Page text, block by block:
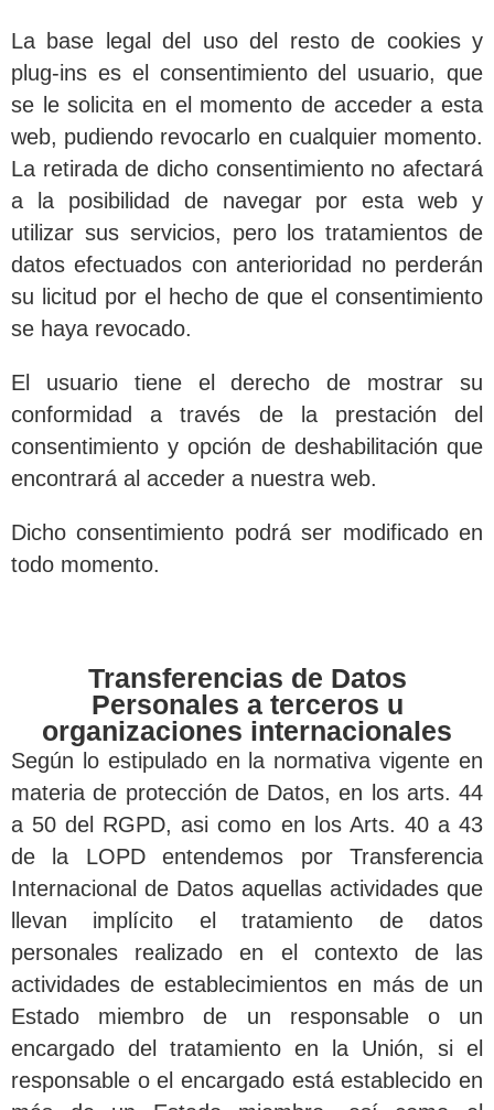
La base legal del uso del resto de cookies y
plug-ins es el consentimiento del usuario, que
se le solicita en el momento de acceder a esta
web, pudiendo revocarlo en cualquier momento.
La retirada de dicho consentimiento no afectará
a la posibilidad de navegar por esta web y
utilizar sus servicios, pero los tratamientos de
datos efectuados con anterioridad no perderán
su licitud por el hecho de que el consentimiento
se haya revocado.
El usuario tiene el derecho de mostrar su
conformidad a través de la prestación del
consentimiento y opción de deshabilitación que
encontrará al acceder a nuestra web.
Dicho consentimiento podrá ser modificado en
todo momento.
Transferencias de Datos
Personales a terceros u
organizaciones internacionales
Según lo estipulado en la normativa vigente en
materia de protección de Datos, en los arts. 44
a 50 del RGPD, asi como en los Arts. 40 a 43
de la LOPD entendemos por Transferencia
Internacional de Datos aquellas actividades que
llevan implícito el tratamiento de datos
personales realizado en el contexto de las
actividades de establecimientos en más de un
Estado miembro de un responsable o un
encargado del tratamiento en la Unión, si el
responsable o el encargado está establecido en